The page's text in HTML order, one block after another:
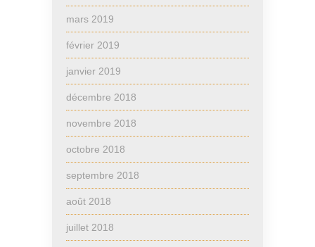
mars 2019
février 2019
janvier 2019
décembre 2018
novembre 2018
octobre 2018
septembre 2018
août 2018
juillet 2018